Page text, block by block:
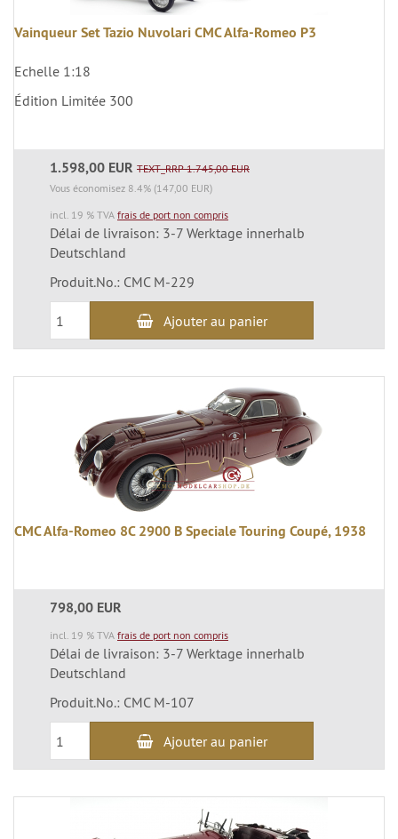
Vainqueur Set Tazio Nuvolari CMC Alfa-Romeo P3
Echelle 1:18
Édition Limitée 300
1.598,00 EUR TEXT_RRP 1.745,00 EUR
Vous économisez 8.4% (147,00 EUR)
incl. 19 % TVA frais de port non compris
Délai de livraison: 3-7 Werktage innerhalb
Deutschland
Produit.No.: CMC M-229
Ajouter au panier
CMC Alfa-Romeo 8C 2900 B Speciale Touring Coupé, 1938
798,00 EUR
incl. 19 % TVA frais de port non compris
Délai de livraison: 3-7 Werktage innerhalb
Deutschland
Produit.No.: CMC M-107
Ajouter au panier